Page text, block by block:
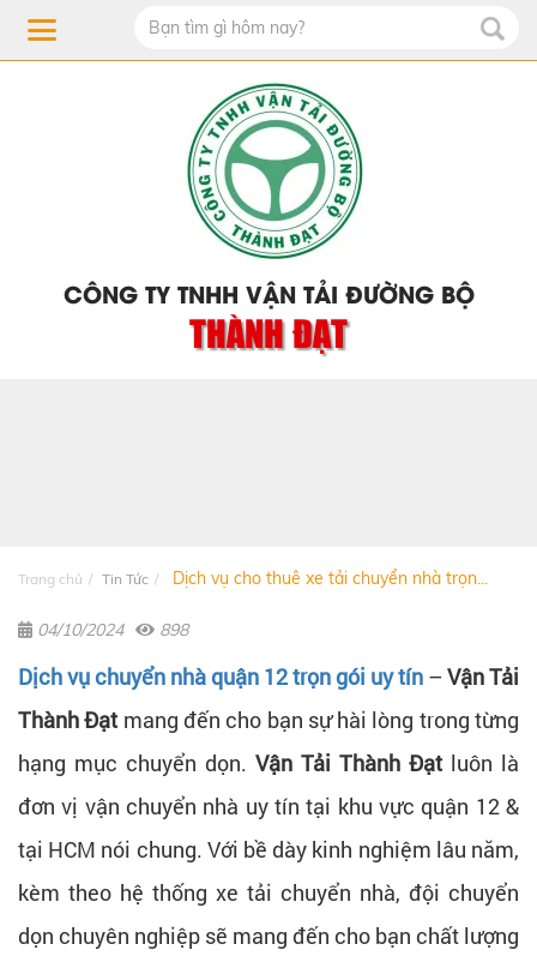
CÔNG TY TNHH VẬN TẢI ĐƯỜNG BỘ
THÀNH ĐẠT
Trang chủ Tin Tức Dịch vụ cho thuê xe tải chuyển nhà trọn...
04/10/2024 898
Dịch vụ chuyển nhà quận 12 trọn gói uy tín –Vận Tải
Thành Đạt mang đến cho bạn sự hài lòng trong từng
hạng mục chuyển dọn. Vận Tải Thành Đạt luôn là
đơn vị vận chuyển nhà uy tín tại khu vực quận 12 &
tại HCM nói chung. Với bề dày kinh nghiệm lâu năm,
kèm theo hệ thống xe tải chuyển nhà, đội chuyển
dọn chuyên nghiệp sẽ mang đến cho bạn chất lượng